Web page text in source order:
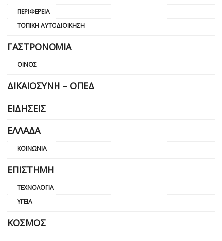
ΠΕΡΙΦΈΡΕΙΑ
ΤΟΠΙΚΉ ΑΥΤΟΔΙΟΊΚΗΣΗ
ΓΑΣΤΡΟΝΟΜΊΑ
ΟΊΝΟΣ
ΔΙΚΑΙΟΣΎΝΗ – ΟΠΕΔ
ΕΙΔΉΣΕΙΣ
ΕΛΛΆΔΑ
ΚΟΙΝΩΝΊΑ
ΕΠΙΣΤΉΜΗ
ΤΕΧΝΟΛΟΓΊΑ
ΥΓΕΊΑ
ΚΌΣΜΟΣ